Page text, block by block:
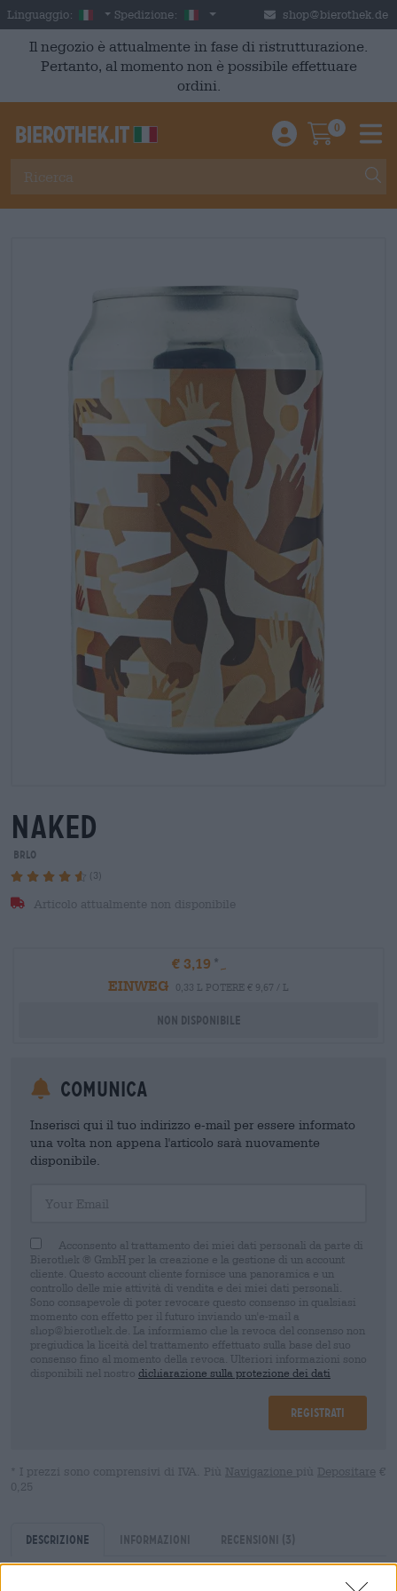
Skip to main content
Linguaggio: Italian
Spedizione: Italia shop@bierothek.de
Il negozio è attualmente in fase di ristrutturazione.
Pertanto, al momento non è possibile effettuare
ordini.
Einloggen /
0
naked
BRLO
(3)
Articolo attualmente non disponibile
€ 3,19
EINWEG
0,33 L POTERE € 9,67 / L
Non disponibile
Comunica
Inserisci qui il tuo indirizzo e-mail per essere informato
una volta non appena l'articolo sarà nuovamente
disponibile.
Acconsento al trattamento dei miei dati personali da parte di
Bierothek ® GmbH per la creazione e la gestione di un account
cliente. Questo account cliente fornisce una panoramica e un
controllo delle mie attività di vendita e dei miei dati personali.
Sono consapevole di poter revocare questo consenso in qualsiasi
momento con effetto per il futuro inviando un'e-mail a
shop@bierothek.de. La informiamo che la revoca del consenso non
pregiudica la liceità del trattamento effettuato sulla base del suo
consenso fino al momento della revoca. Ulteriori informazioni sono
disponibili nel nostro dichiarazione sulla protezione dei dati
Registrati
* I prezzi sono comprensivi di IVA. Più Navigazione più Depositare €
0,25
Descrizione Informazioni Recensioni (3)